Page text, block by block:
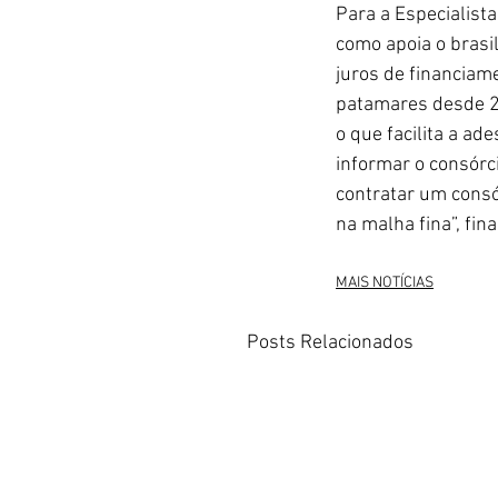
Para a
como apoia o
juros de
patamares desde
o que facilita a
informar o
contratar um
na malha fina”,
MAIS NOTÍCIAS
Posts Relacionados